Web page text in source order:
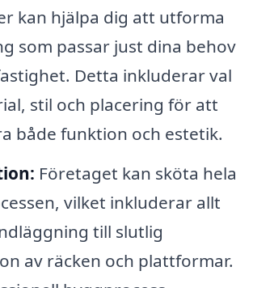
kan hjälpa dig att utforma
som passar just dina behov
Detta inkluderar val
stil och placering för att
både funktion och estetik.
Företaget kan sköta hela
vilket inkluderar allt
till slutlig
av räcken och plattformar.